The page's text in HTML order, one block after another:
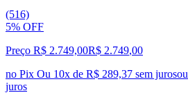
(516)
5% OFF
Preço R$ 2.749,00R$ 2.749,00
no Pix Ou 10x de R$ 289,37 sem jurosou
juros